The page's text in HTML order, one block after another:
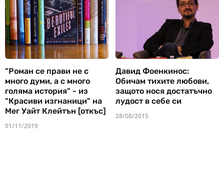
"Роман се прави не с
много думи, а с много
голяма история" - из
"Красиви изгнаници" на
Мег Уайт Клейтън [откъс]
01/11/2019
Давид Фоенкинос:
Обичам тихите любови,
защото нося достатъчно
лудост в себе си
28/08/2015